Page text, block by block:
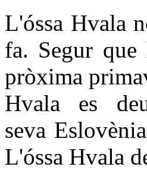
L'óssa Hvala
fa. Segur
pròxima
Hvala es
seva
L'óssa Hvala